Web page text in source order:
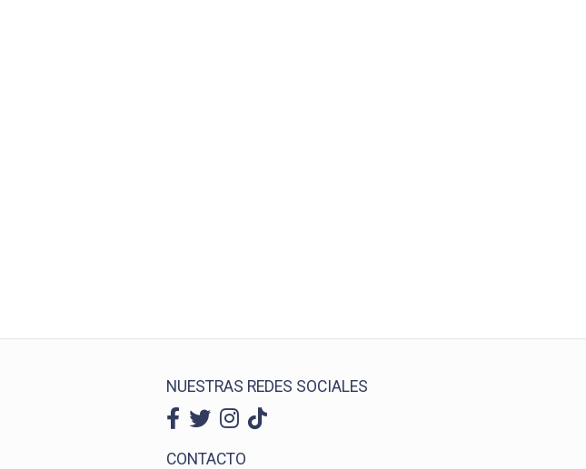
NUESTRAS REDES SOCIALES
CONTACTO